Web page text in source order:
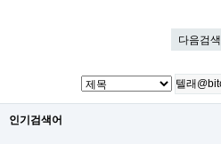
다음검색
인기검색어